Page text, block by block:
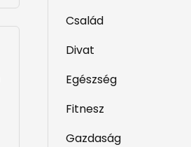
Család
Divat
Egészség
Fitnesz
Gazdaság